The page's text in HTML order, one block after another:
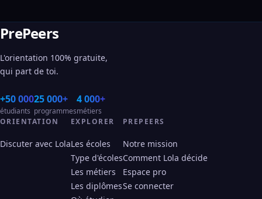
PrePeers
L'orientation 100% gratuite,
qui part de toi.
+50 000
étudiants
25 000+
programmes
4 000+
métiers
ORIENTATION
Discuter avec Lola
EXPLORER
Les écoles
Type d'écoles
Les métiers
Les diplômes
PREPEERS
Notre mission
Comment Lola décide
Espace pro
Se connecter